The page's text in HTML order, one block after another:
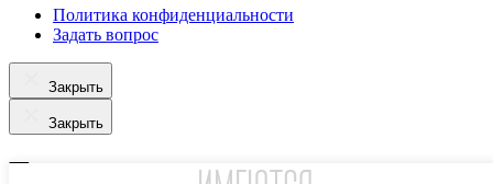
Политика конфиденциальности
Задать вопрос
Закрыть
Закрыть
Предупреждение